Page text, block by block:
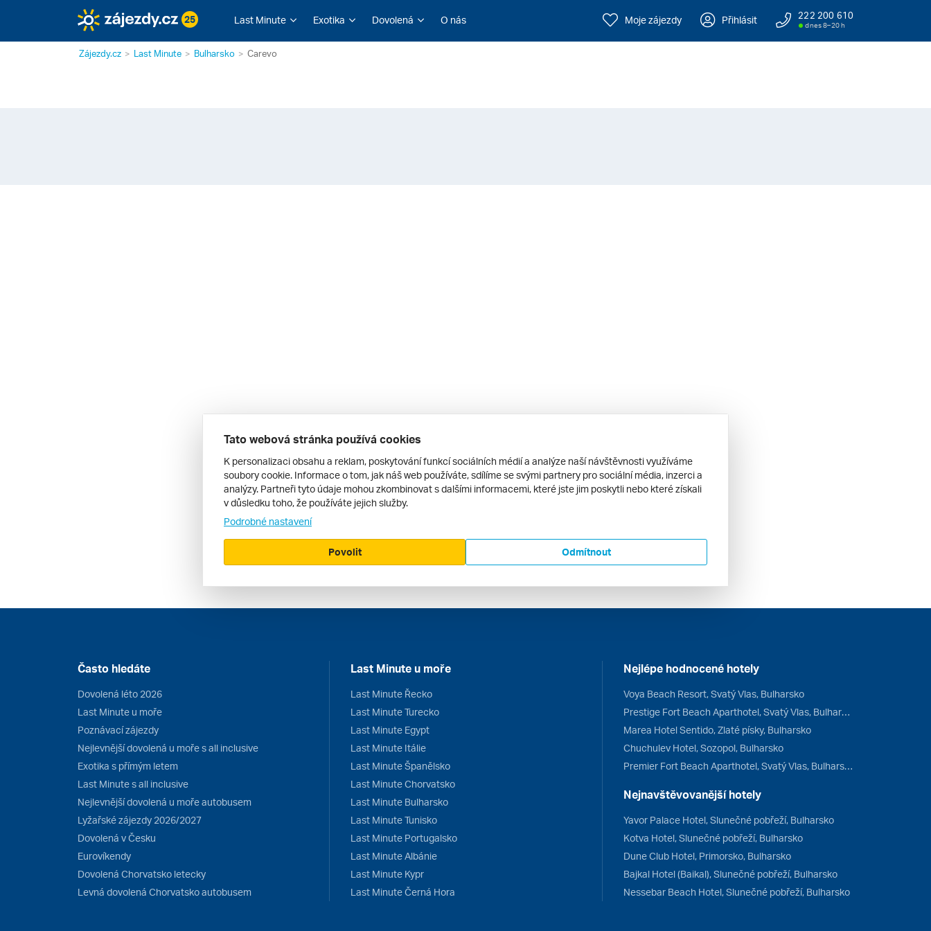
25 Last Minute Exotika Dovolená O nás Moje zájezdy Přihlásit 222 200 610
dnes 8–20 h
Zájezdy.cz Last Minute Bulharsko Carevo
Často hledáte
Dovolená léto 2026
Last Minute u moře
Poznávací zájezdy
Nejlevnější dovolená u moře s all inclusive
Exotika s přímým letem
Last Minute s all inclusive
Nejlevnější dovolená u moře autobusem
Lyžařské zájezdy 2026/2027
Dovolená v Česku
Eurovíkendy
Dovolená Chorvatsko letecky
Levná dovolená Chorvatsko autobusem
Last Minute u moře
Last Minute Řecko
Last Minute Turecko
Last Minute Egypt
Last Minute Itálie
Last Minute Španělsko
Last Minute Chorvatsko
Last Minute Bulharsko
Last Minute Tunisko
Last Minute Portugalsko
Last Minute Albánie
Last Minute Kypr
Last Minute Černá Hora
Nejlépe hodnocené hotely
Voya Beach Resort, Svatý Vlas, Bulharsko
Prestige Fort Beach Aparthotel, Svatý Vlas, Bulharsko
Marea Hotel Sentido, Zlaté písky, Bulharsko
Chuchulev Hotel, Sozopol, Bulharsko
Premier Fort Beach Aparthotel, Svatý Vlas, Bulharsko
Nejnavštěvovanější hotely
Yavor Palace Hotel, Slunečné pobřeží, Bulharsko
Kotva Hotel, Slunečné pobřeží, Bulharsko
Dune Club Hotel, Primorsko, Bulharsko
Bajkal Hotel (Baikal), Slunečné pobřeží, Bulharsko
Nessebar Beach Hotel, Slunečné pobřeží, Bulharsko
Tato webová stránka používá cookies
K personalizaci obsahu a reklam, poskytování funkcí sociálních médií a analýze naší návštěvnosti využíváme
soubory cookie. Informace o tom, jak náš web používáte, sdílíme se svými partnery pro sociální média, inzerci a
analýzy. Partneři tyto údaje mohou zkombinovat s dalšími informacemi, které jste jim poskytli nebo které získali
v důsledku toho, že používáte jejich služby.
Podrobné nastavení
Odmítnout
Povolit